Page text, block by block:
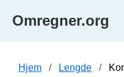
Omregner.org
Hjem Lengde